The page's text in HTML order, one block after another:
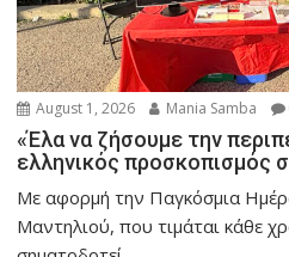
August 1, 2026 Mania Samba
«Έλα να ζήσουμε την
ελληνικός προσκοπισμός
Με αφορμή την Παγκόσμια
Μαντηλιού, που τιμάται κάθε